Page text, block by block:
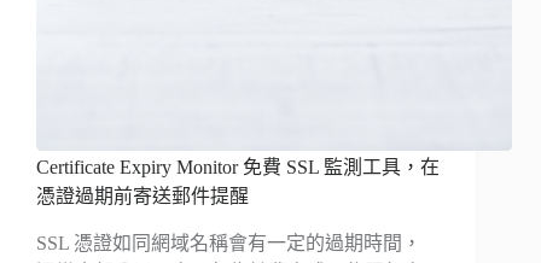
Certificate Expiry Monitor 免費 SSL 監測工具，在
憑證過期前寄送郵件提醒
SSL 憑證如同網域名稱會有一定的過期時間，